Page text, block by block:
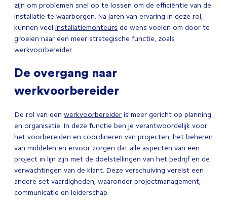
zijn om problemen snel op te lossen om de efficiëntie van de
installatie te waarborgen. Na jaren van ervaring in deze rol,
kunnen veel installatiemonteurs de wens voelen om door te
groeien naar een meer strategische functie, zoals
werkvoorbereider.
De overgang naar
werkvoorbereider
De rol van een werkvoorbereider is meer gericht op planning
en organisatie. In deze functie ben je verantwoordelijk voor
het voorbereiden en coördineren van projecten, het beheren
van middelen en ervoor zorgen dat alle aspecten van een
project in lijn zijn met de doelstellingen van het bedrijf en de
verwachtingen van de klant. Deze verschuiving vereist een
andere set vaardigheden, waaronder projectmanagement,
communicatie en leiderschap.